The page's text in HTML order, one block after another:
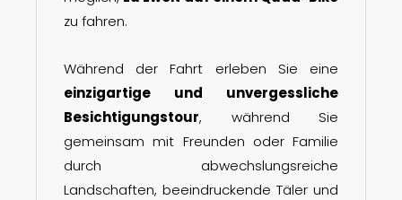
zu fahren.
Während der Fahrt erleben Sie eine
einzigartige und unvergessliche
Besichtigungstour, während Sie
gemeinsam mit Freunden oder Familie
durch abwechslungsreiche
Landschaften, beeindruckende Täler und